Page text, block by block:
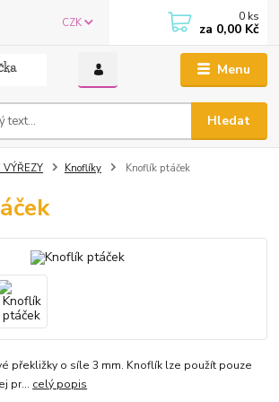
Menu
CZK
Hledat
0 ks
za 0,00 Kč
VÝŘEZY Knoflíky Knoflík ptáček
překližky o síle 3 mm. Knoflík lze použít pouze
pr... celý popis